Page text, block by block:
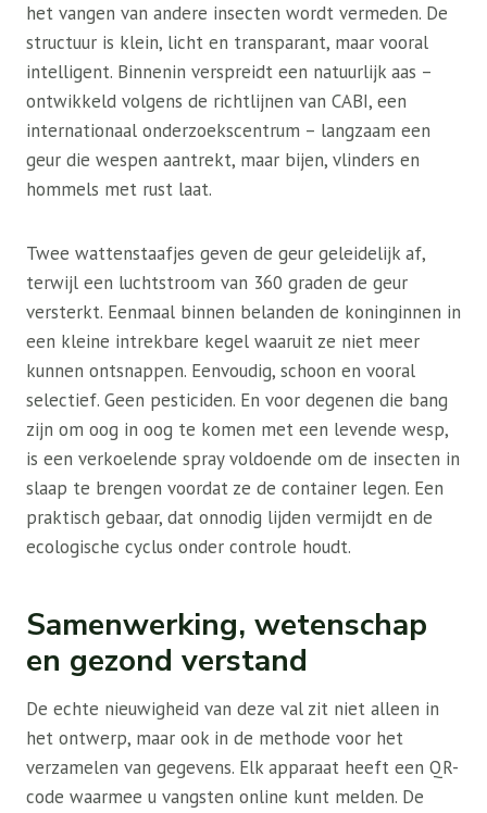
het vangen van andere insecten wordt vermeden. De
structuur is klein, licht en transparant, maar vooral
intelligent. Binnenin verspreidt een natuurlijk aas –
ontwikkeld volgens de richtlijnen van CABI, een
internationaal onderzoekscentrum – langzaam een ​​
geur die wespen aantrekt, maar bijen, vlinders en
hommels met rust laat.
Twee wattenstaafjes geven de geur geleidelijk af,
terwijl een luchtstroom van 360 graden de geur
versterkt. Eenmaal binnen belanden de koninginnen in
een kleine intrekbare kegel waaruit ze niet meer
kunnen ontsnappen. Eenvoudig, schoon en vooral
selectief. Geen pesticiden. En voor degenen die bang
zijn om oog in oog te komen met een levende wesp,
is een verkoelende spray voldoende om de insecten in
slaap te brengen voordat ze de container legen. Een
praktisch gebaar, dat onnodig lijden vermijdt en de
ecologische cyclus onder controle houdt.
Samenwerking, wetenschap
en gezond verstand
De echte nieuwigheid van deze val zit niet alleen in
het ontwerp, maar ook in de methode voor het
verzamelen van gegevens. Elk apparaat heeft een QR-
code waarmee u vangsten online kunt melden. De